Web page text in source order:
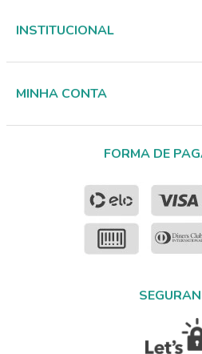
INSTITUCIONAL
MINHA CONTA
FORMA DE